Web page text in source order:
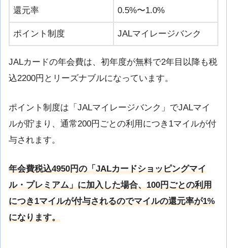
還元率 0.5%〜1.0%
ポイント制度 JALマイレージバンク
JALカードの年会費は、初年度が無料で2年目以降も税
込2200円とリーズナブルになっています。
ポイント制度は「JALマイレージバンク」でJALマイ
ルが貯まり、通常200円ごとの利用につき1マイルが付
与されます。
年会費税込4950円の「JALカードショッピングマイ
ル・プレミアム」に加入した場合、100円ごとの利用
につき1マイルが付与されるのでマイルの還元率が1%
になります。